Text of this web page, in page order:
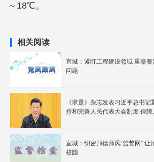
～18℃。
相关阅读
宣城：紧盯工程建设领域 重拳整治腐败和作风
问题
《求是》杂志发表习近平总书记
持和完善人民代表大会制度 保
宣城：织密师德师风“监督网” 让清风正气充盈
校园